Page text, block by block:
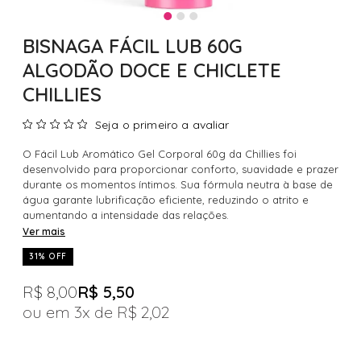
BISNAGA FÁCIL LUB 60G
ALGODÃO DOCE E CHICLETE
CHILLIES
Seja o primeiro a avaliar
O Fácil Lub Aromático Gel Corporal 60g da Chillies foi
desenvolvido para proporcionar conforto, suavidade e prazer
durante os momentos íntimos. Sua fórmula neutra à base de
água garante lubrificação eficiente, reduzindo o atrito e
aumentando a intensidade das relações.
Ver mais
31% OFF
R$ 8,00R$ 5,50
3x
R$ 2,02